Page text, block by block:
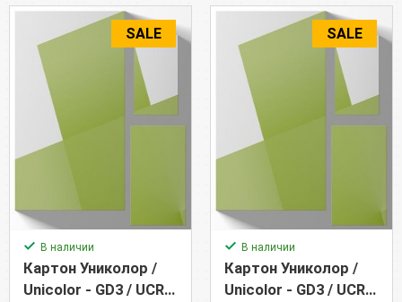
SALE
В наличии
Картон Униколор /
Unicolor - GD3 / UCR
SALE
В наличии
Картон Униколор /
Unicolor - GD3 / UCR